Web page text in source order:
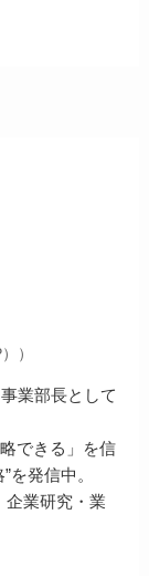
）
業部長として
できる」を信
を発信中。
企業研究・業